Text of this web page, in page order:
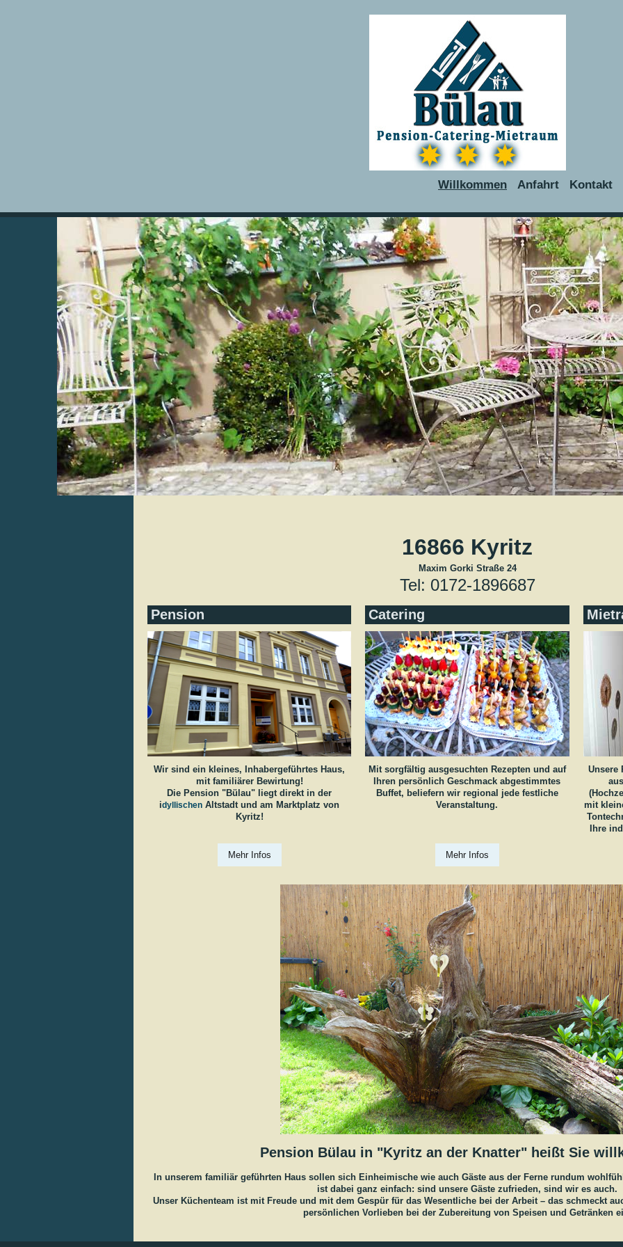
Willkommen Anfahrt Kontakt
16866 Kyritz
Maxim Gorki Straße 24
Tel: 0172-1896687
Pension
Wir sind ein kleines, Inhabergeführtes Haus,
mit familiärer Bewirtung!
Die Pension "Bülau" liegt direkt in der
idyllischen Altstadt und am Marktplatz von
Kyritz!
Mehr Infos
Catering
Mit sorgfältig ausgesuchten Rezepten und auf
Ihren persönlich Geschmack abgestimmtes
Buffet, beliefern wir regional jede festliche
Veranstaltung.
Mehr Infos
Unsere
mit
Ihre
Pension Bülau in "Kyritz an der Knatter" heißt Sie
In unserem familiär geführten Haus sollen sich Einheimische wie auch Gäste aus der Ferne rundum
ist dabei ganz einfach: sind unsere Gäste zufrieden, sind wir es auch.
Unser Küchenteam ist mit Freude und mit dem Gespür für das Wesentliche bei der Arbeit – das schmeckt
persönlichen Vorlieben bei der Zubereitung von Speisen und Getränken